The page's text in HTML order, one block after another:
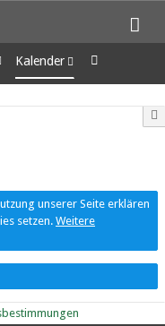
Kalender
Wochenansicht
Tagesansicht
unserer Seite erklären
setzen. Weitere